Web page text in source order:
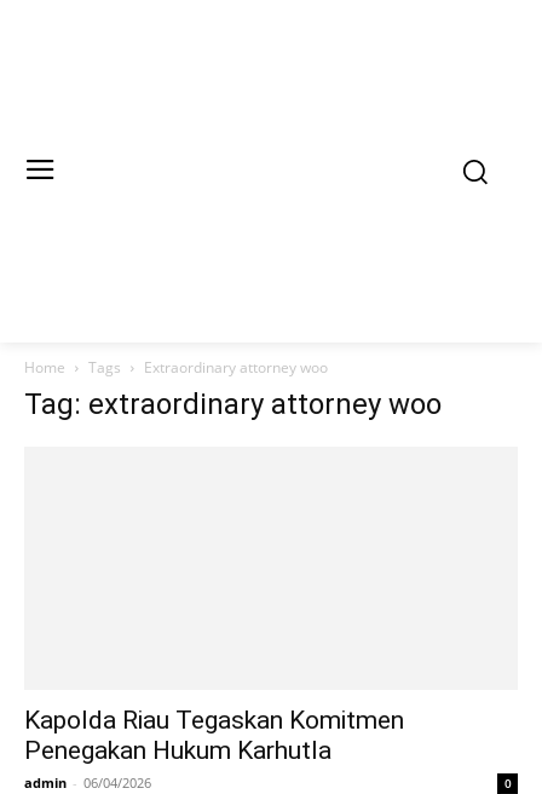
Home Tags Extraordinary attorney woo
Tag: extraordinary attorney woo
Kapolda Riau Tegaskan Komitmen
Penegakan Hukum Karhutla
admin - 06/04/2026 0